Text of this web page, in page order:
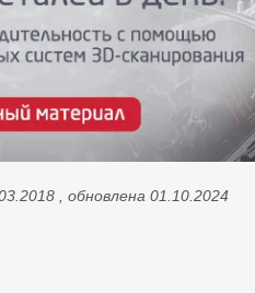
, обновлена 01.10.2024